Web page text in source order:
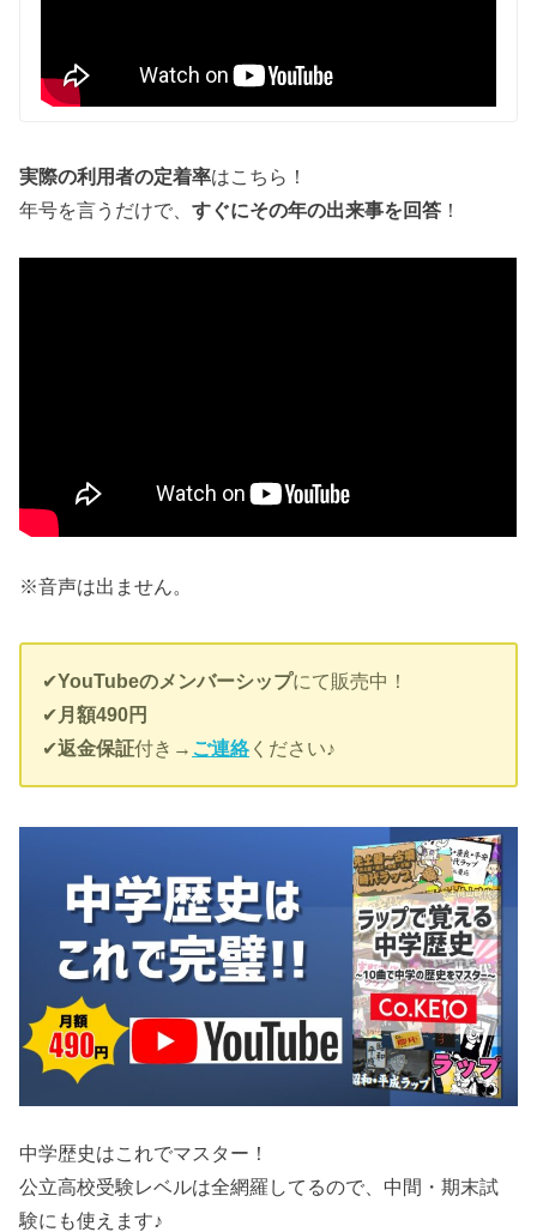
実際の利用者の定着率はこちら！
年号を言うだけで、すぐにその年の出来事を回答 ！
※音声は出ません。
✔︎YouTubeのメンバーシップにて販売中！
✔︎ 月額490円
✔︎返金保証付き→ ご連絡ください♪
中学歴史はこれでマスター！
公立高校受験レベルは全網羅してるので、中間・期末試
験にも使えます♪